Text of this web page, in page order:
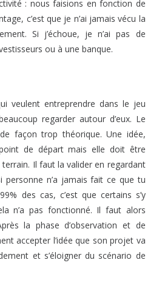
: nous faisions en fonction de
c’est que je n’ai jamais vécu la
Si j’échoue, je n’ai pas de
ou à une banque.
veulent entreprendre dans le jeu
regarder autour d’eux. Le
façon trop théorique. Une idée,
de départ mais elle doit être
Il faut la valider en regardant
personne n’a jamais fait ce que tu
des cas, c’est que certains s’y
n’a pas fonctionné. Il faut alors
la phase d’observation et de
accepter l’idée que son projet va
et s’éloigner du scénario de